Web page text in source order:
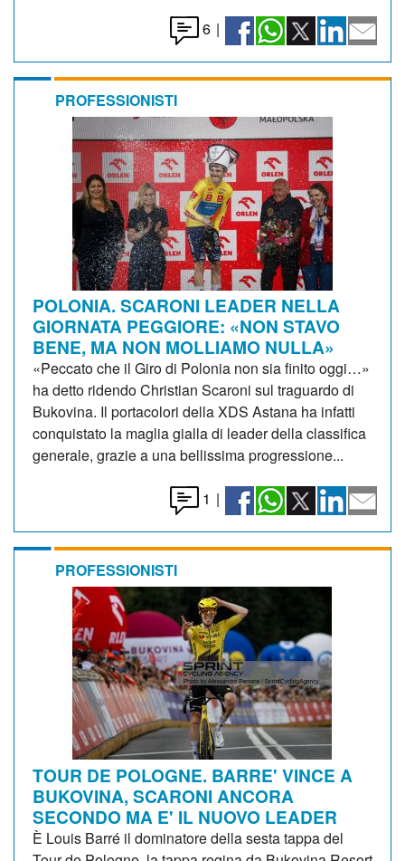
6 |
PROFESSIONISTI
POLONIA. SCARONI LEADER NELLA
GIORNATA PEGGIORE: «NON STAVO
BENE, MA NON MOLLIAMO NULLA»
«Peccato che il Giro di Polonia non sia finito oggi…»
ha detto ridendo Christian Scaroni sul traguardo di
Bukovina. Il portacolori della XDS Astana ha infatti
conquistato la maglia gialla di leader della classifica
generale, grazie a una bellissima progressione...
1 |
PROFESSIONISTI
TOUR DE POLOGNE. BARRE' VINCE A
BUKOVINA, SCARONI ANCORA
SECONDO MA E' IL NUOVO LEADER
È Louis Barré il dominatore della sesta tappa del